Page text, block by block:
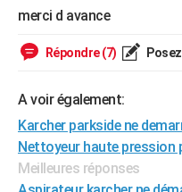
Destinations
City break
Voyage nature
Voyage de noces
Forum
PHOTO
GUIDES D'ACHAT
CARTE DE VOEUX
Carte de Noël
Carte Bonne année
Carte Saint-Valentin
Carte Pâques
Carte d'anniversaire
DICTIONNAIRE
Dictionnaire
Biographies
Citations
Expressions
Proverbes
merci d avance
Répondre (7)
A voir également:
Karcher parkside ne
Nettoyeur haute pression
Meilleures réponses